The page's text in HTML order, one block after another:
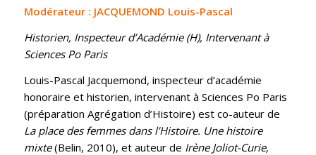
Modérateur : JACQUEMOND Louis-Pascal
Historien, Inspecteur d’Académie (H), Intervenant à
Sciences Po Paris
Louis-Pascal Jacquemond, inspecteur d’académie
honoraire et historien, intervenant à Sciences Po Paris
(préparation Agrégation d’Histoire) est co-auteur de
La place des femmes dans l’Histoire. Une histoire
mixte(Belin, 2010), et auteur de Irène Joliot-Curie,